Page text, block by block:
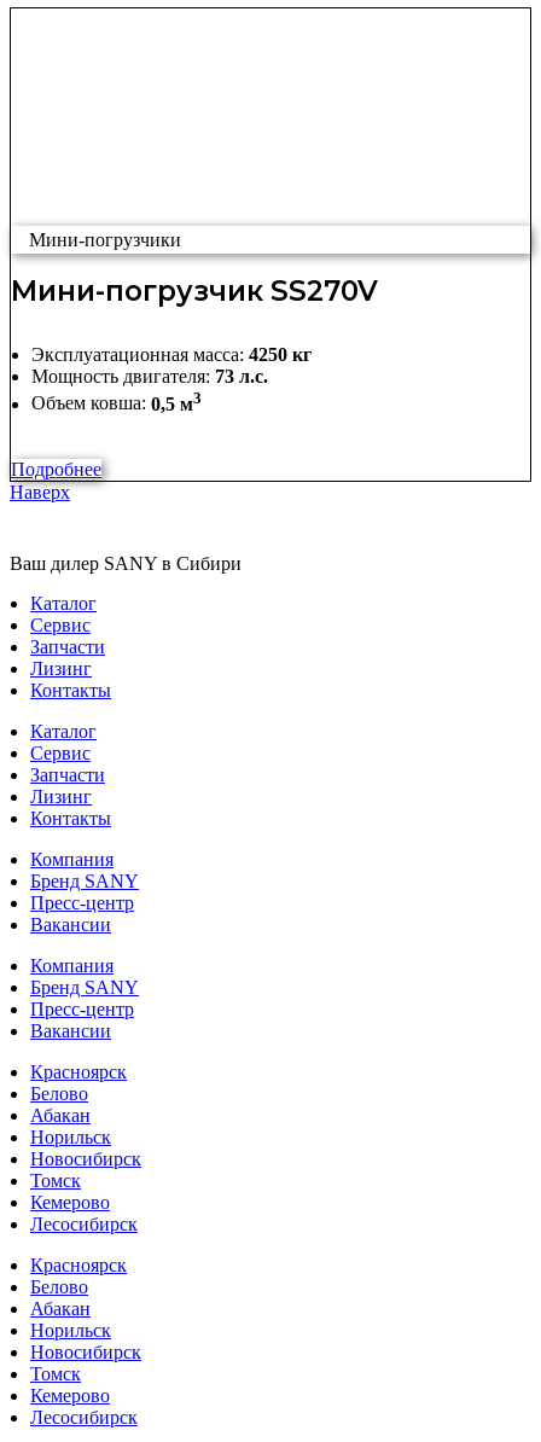
Мини-погрузчики
Мини-погрузчик SS270V
Эксплуатационная масса: 4250 кг
Мощность двигателя: 73 л.с.
Объем ковша: 0,5 м3
Подробнее
Наверх
Ваш дилер SANY в Сибири
Каталог
Сервис
Запчасти
Лизинг
Контакты
Каталог
Сервис
Запчасти
Лизинг
Контакты
Компания
Бренд SANY
Пресс-центр
Вакансии
Компания
Бренд SANY
Пресс-центр
Вакансии
Красноярск
Белово
Абакан
Норильск
Новосибирск
Томск
Кемерово
Лесосибирск
Красноярск
Белово
Абакан
Норильск
Новосибирск
Томск
Кемерово
Лесосибирск